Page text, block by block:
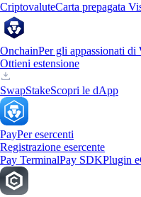
CriptovaluteCarta prepagata
OnchainPer gli appassionati di
Ottieni estensione
SwapStakeScopri le dApp
PayPer esercenti
Registrazione esercente
Pay TerminalPay SDKPlugin